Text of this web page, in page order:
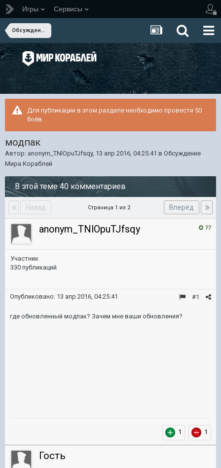
Игры Сервисы
Обсуждение Мира Кораблей
Для публикации в этом разделе необходимо провести 50
боёв.
модпак
Автор: anonym_TNlOpuTJfsqy, 13 апр 2016, 04:25:41 в Обсуждение
Мира Кораблей
В этой теме 40 комментариев
Назад Вперёд
Страница 1 из 2
77
anonym_TNlOpuTJfsqy
Участник
330 публикаций
#1
Опубликовано: 13 апр 2016, 04:25:41
где обновленный модпак? Зачем мне ваши обновления?
1 1
Гость